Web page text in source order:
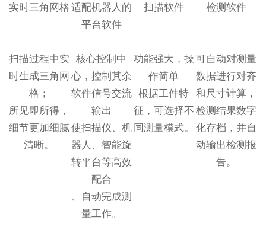
实时三角网格 适配机器人的
平台软件
扫描软件 检测软件
扫描过程中实
时生成三角网
格；
所见即所得，
细节更加细腻
清晰。
核心控制中
心，控制其余
软件信号交流
输出
使扫描仪、机
器人、智能旋
转平台等高效
配合
、自动完成测
量工作。
功能强大，操
作简单
根据工件特
征，可选择不
同测量模式。
可自动对测量
数据进行对齐
和尺寸计算，
检测结果数字
化存档，并自
动输出检测报
告。